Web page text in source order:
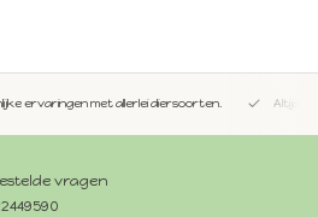
ervaringen met allerlei diersoorten. Altijd
vragen